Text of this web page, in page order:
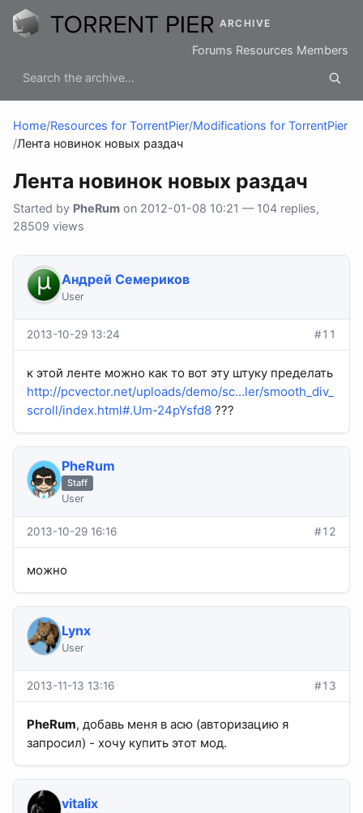
ARCHIVE
Forums Resources Members
Home/Resources for TorrentPier/Modifications for TorrentPier
/Лента новинок новых раздач
Лента новинок новых раздач
Started by PheRum on 2012-01-08 10:21 — 104 replies,
28509 views
Андрей Семериков
User
2013-10-29 13:24 #11
к этой ленте можно как то вот эту штуку пределать
http://pcvector.net/uploads/demo/sc...ler/smooth_div_
scroll/index.html#.Um-24pYsfd8 ???
PheRum
Staff
User
2013-10-29 16:16 #12
можно
Lynx
User
2013-11-13 13:16 #13
PheRum, добавь меня в асю (авторизацию я
запросил) - хочу купить этот мод.
vitalix